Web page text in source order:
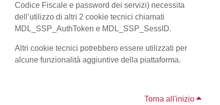
Codice Fiscale e password dei servizi) necessita
dell’utilizzo di altri 2 cookie tecnici chiamati
MDL_SSP_AuthToken e MDL_SSP_SessID.
Altri cookie tecnici potrebbero essere utilizzati per
alcune funzionalità aggiuntive della piattaforma.
Torna all'inizio